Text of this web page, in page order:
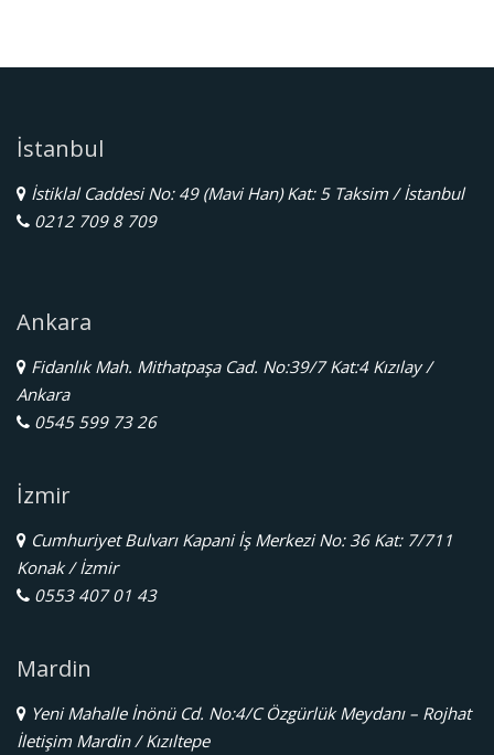
İstanbul
İstiklal Caddesi No: 49 (Mavi Han) Kat: 5 Taksim / İstanbul
0212 709 8 709
Ankara
Fidanlık Mah. Mithatpaşa Cad. No:39/7 Kat:4 Kızılay /
Ankara
0545 599 73 26
İzmir
Cumhuriyet Bulvarı Kapani İş Merkezi No: 36 Kat: 7/711
Konak / İzmir
0553 407 01 43
Mardin
Yeni Mahalle İnönü Cd. No:4/C Özgürlük Meydanı – Rojhat
İletişim Mardin / Kızıltepe